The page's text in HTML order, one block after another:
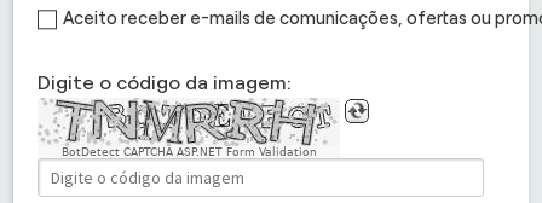
Aceito receber e-mails de comunicações, ofertas ou
Digite o código da imagem:
BotDetect CAPTCHA ASP.NET Form Validation